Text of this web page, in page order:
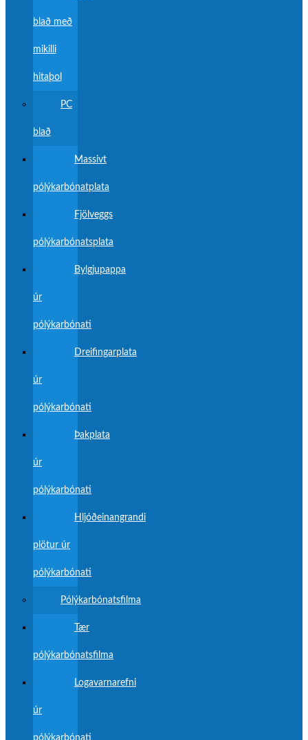
blað með
mikilli
hitaþol
PC
blað
Massivt
pólýkarbónatplata
Fjölveggs
pólýkarbónatsplata
Bylgjupappa
úr
pólýkarbónati
Dreifingarplata
úr
pólýkarbónati
Þakplata
úr
pólýkarbónati
Hljóðeinangrandi
plötur úr
pólýkarbónati
Pólýkarbónatsfilma
Tær
pólýkarbónatsfilma
Logavarnarefni
úr
pólýkarbónati